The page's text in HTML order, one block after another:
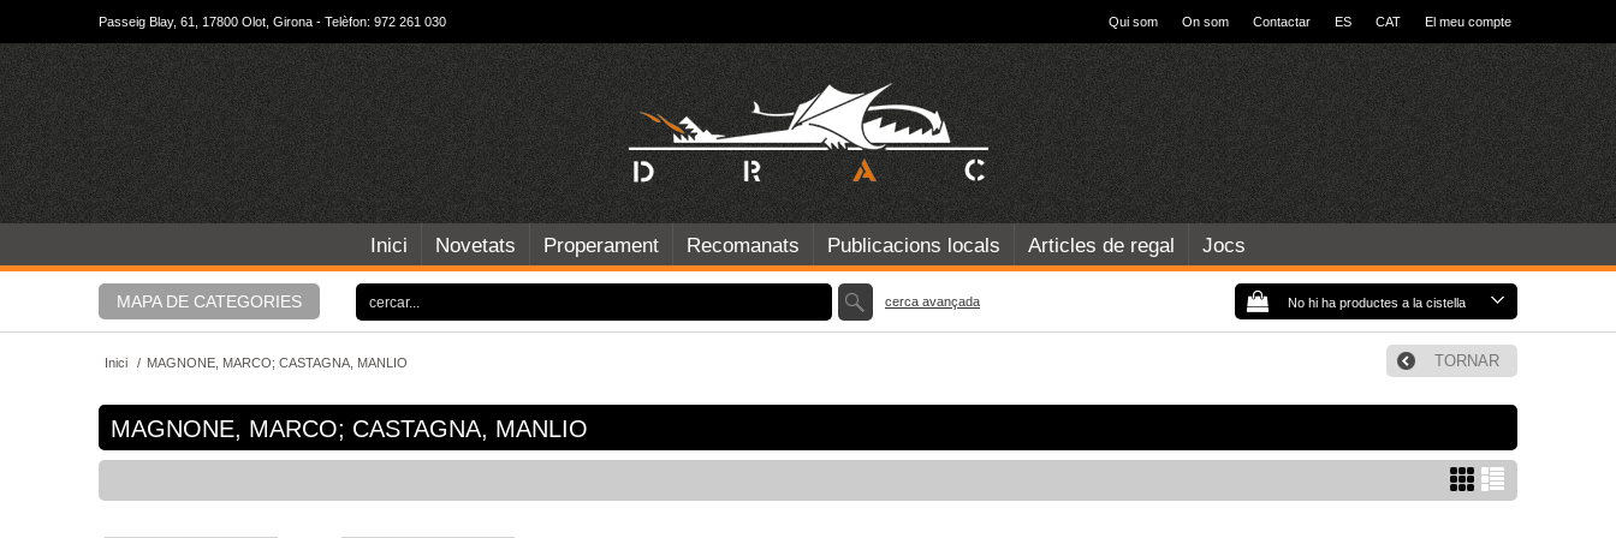
Passeig Blay, 61, 17800 Olot, Girona - Telèfon: 972 261 030 Qui som On som Contactar ES CAT El meu compte
Inici Novetats Properament Recomanats Publicacions locals Articles de regal Jocs
MAPA DE CATEGORIES No hi ha productes a la cistella
cerca avançada
Inici / MAGNONE, MARCO; CASTAGNA, MANLIO TORNAR
MAGNONE, MARCO; CASTAGNA, MANLIO